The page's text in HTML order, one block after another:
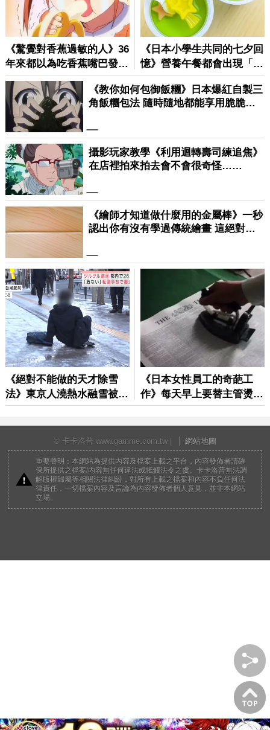
© 卡卡洛普 www.gamme.com.tw | 網站地圖
重要聲明：本網站為提供內容及檔案上載之平台，內容發佈者請確
保所提供之檔案/內容無任何違法或牴觸法令之虞。卡卡洛普無法調
解版權歸屬等相關法律糾紛，對所有上載之檔案和內容不負任何法
律責任，一切檔案內容及言論為內容發佈者個人意見，並非本網站
立場。